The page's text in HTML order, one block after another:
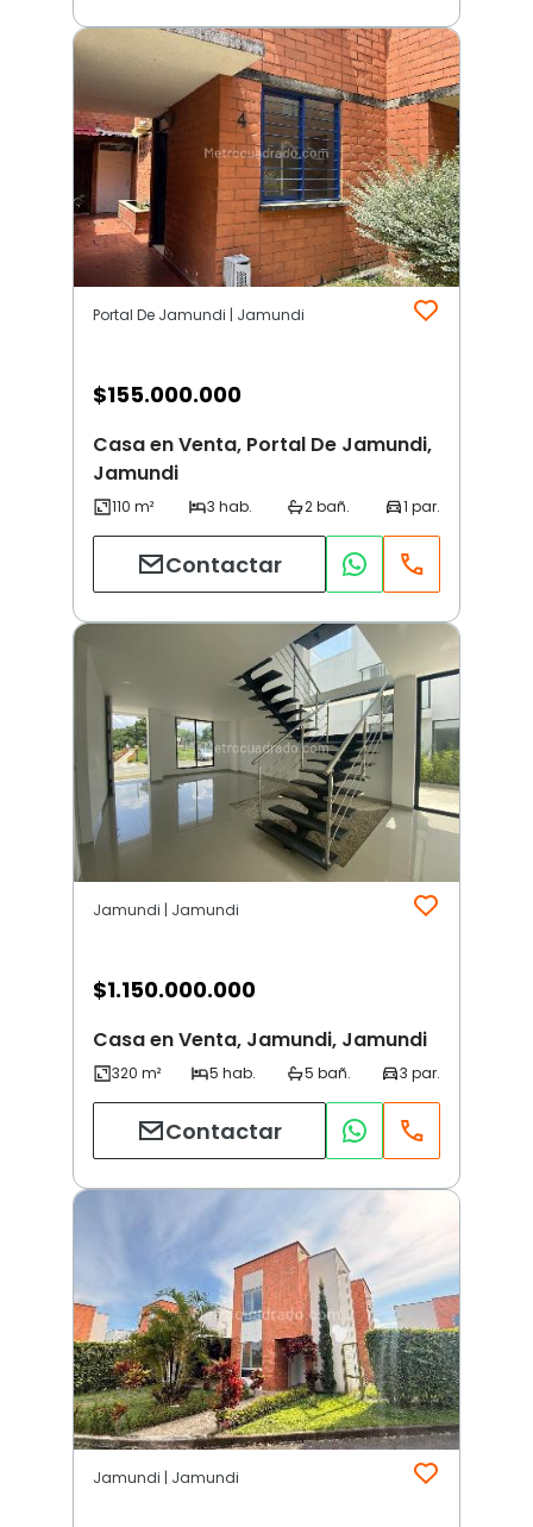
Portal De Jamundi | Jamundi
$155.000.000
Casa en Venta, Portal De Jamundi,
Jamundi
Contactar
Jamundi | Jamundi
$1.150.000.000
Casa en Venta, Jamundi, Jamundi
Contactar
Jamundi | Jamundi